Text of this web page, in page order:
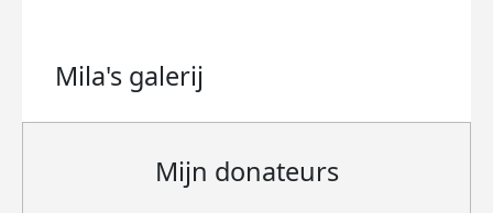
Mila's galerij
Mijn donateurs